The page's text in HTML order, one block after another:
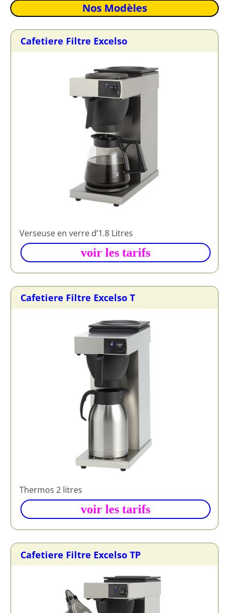
Nos Modèles
Cafetiere Filtre Excelso
Verseuse en verre d’1.8 Litres
voir les tarifs
Cafetiere Filtre Excelso T
Thermos 2 litres
voir les tarifs
Cafetiere Filtre Excelso TP